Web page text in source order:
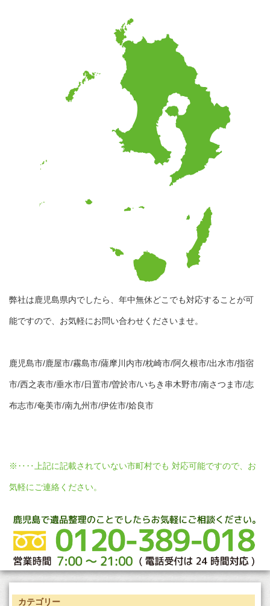
弊社は鹿児島県内でしたら、年中無休どこでも対応することが可
能ですので、お気軽にお問い合わせくださいませ。
鹿児島市/鹿屋市/霧島市/薩摩川内市/枕崎市/阿久根市/出水市/指宿
市/西之表市/垂水市/日置市/曽於市/いちき串木野市/南さつま市/志
布志市/奄美市/南九州市/伊佐市/姶良市
※‥‥上記に記載されていない市町村でも 対応可能ですので、お
気軽にご連絡ください。
カテゴリー